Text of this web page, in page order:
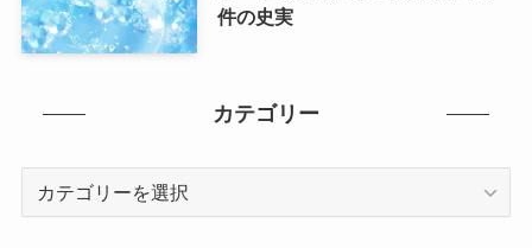
件の史実
カテゴリー